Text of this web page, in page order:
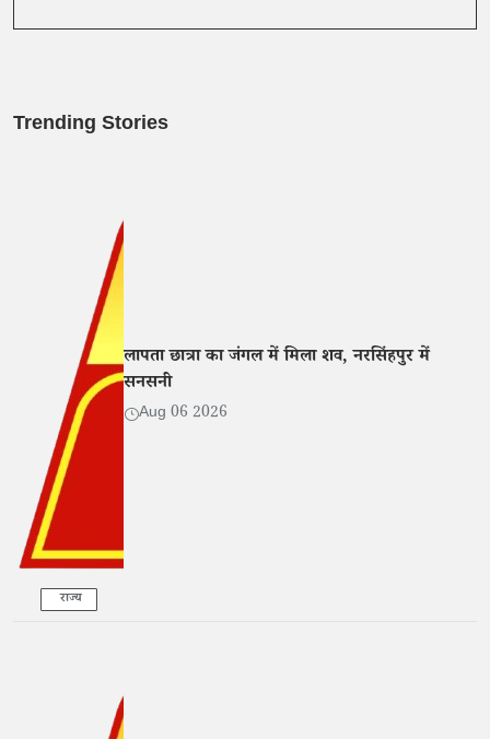
Trending Stories
राज्य
लापता छात्रा का जंगल में मिला शव, नरसिंहपुर में
सनसनी
Aug 06 2026